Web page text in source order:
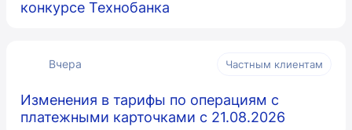
конкурсе Технобанка
Вчера Частным клиентам
Изменения в тарифы по операциям с
платежными карточками с 21.08.2026